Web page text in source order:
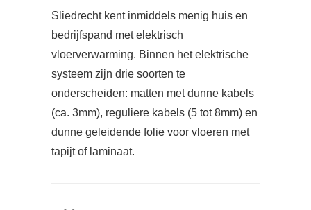
Sliedrecht kent inmiddels menig huis en
bedrijfspand met elektrisch
vloerverwarming. Binnen het elektrische
systeem zijn drie soorten te
onderscheiden: matten met dunne kabels
(ca. 3mm), reguliere kabels (5 tot 8mm) en
dunne geleidende folie voor vloeren met
tapijt of laminaat.